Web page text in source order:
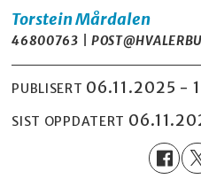
TorsteinMårdalen
46800763 |
PUBLISERT 06.11.2025 -
SIST OPPDATERT